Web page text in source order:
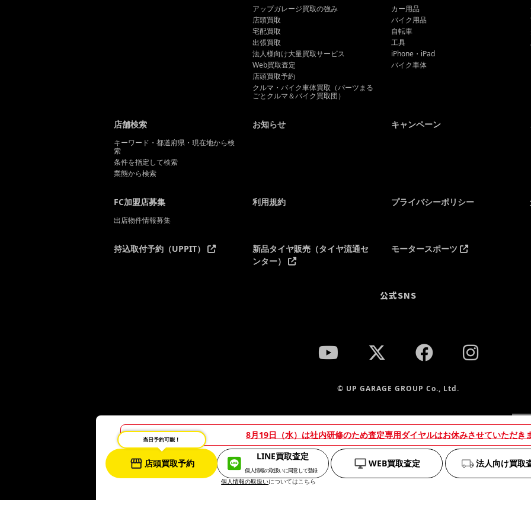
8月19日（水）は社内研修のため査定専用ダイヤルはお休みさせていただき
法人向け買取
WEB買取査定
LINE買取査定
個人情報の取扱いに同意して登録
当日予約可能！
店頭買取予約
個人情報の取扱いについてはこちら
アップガレージ買取の強み
店頭買取
宅配買取
出張買取
法人様向け大量買取サービス
Web買取査定
店頭買取予約
クルマ・バイク車体買取（パーツまる
ごとクルマ＆バイク買取団）
カー用品
バイク用品
自転車
工具
iPhone・iPad
バイク車体
店舗検索
キーワード・都道府県・現在地から検
索
条件を指定して検索
業態から検索
お知らせ キャンペーン
FC加盟店募集
出店物件情報募集
利用規約 プライバシーポリシー
持込取付予約（UPPIT）
新品タイヤ販売（タイヤ流通セ
ンター）
モータースポーツ
公式SNS
© UP GARAGE GROUP Co., Ltd.
当
を